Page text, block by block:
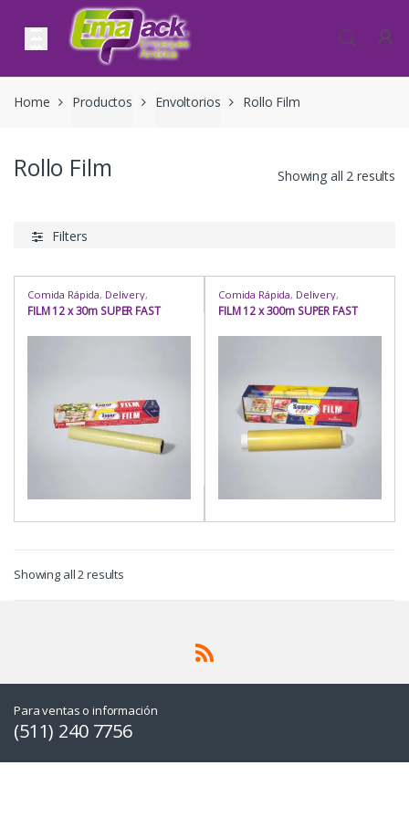
Skip to navigation
Skip to content
Home Productos Envoltorios Rollo Film
Rollo Film Showing all 2 results
Filters
Comida Rápida, Delivery,
Envoltorios, Envoltorios,
Exhibición / Almacenamiento
Rollo Film,Rubro,Uso
FILM 12 x 30m SUPER FAST
Comida Rápida, Delivery,
Envoltorios,Envoltorios,
Exhibición / Almacenamiento
Repostería,Rollo Film,Rubro,
FILM 12 x 300m SUPER FAST
Showing all 2 results
Para ventas o información
(511) 240 7756